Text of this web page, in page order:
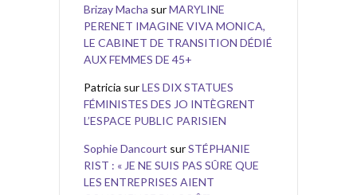
Brizay Macha surMARYLINE
PERENET IMAGINE VIVA MONICA,
LE CABINET DE TRANSITION DÉDIÉ
AUX FEMMES DE 45+
Patricia surLES DIX STATUES
FÉMINISTES DES JO INTÈGRENT
L’ESPACE PUBLIC PARISIEN
Sophie Dancourt surSTÉPHANIE
RIST : « JE NE SUIS PAS SÛRE QUE
LES ENTREPRISES AIENT